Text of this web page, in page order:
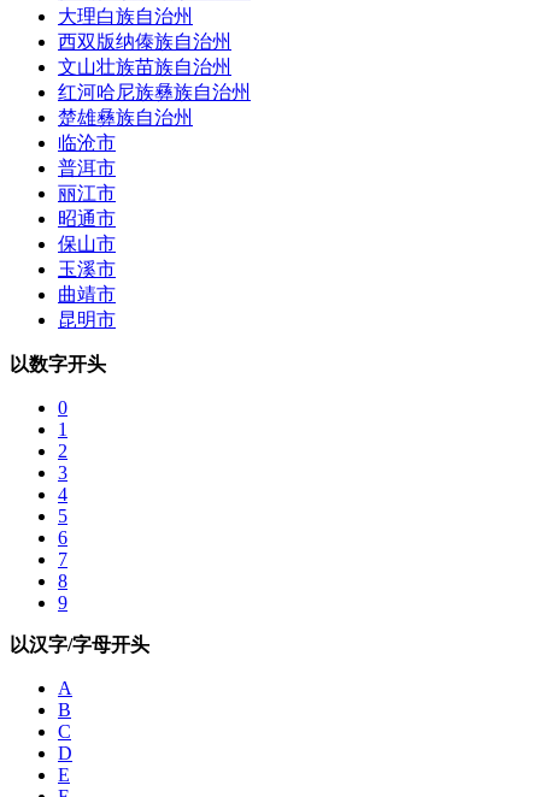
大理白族自治州
西双版纳傣族自治州
文山壮族苗族自治州
红河哈尼族彝族自治州
楚雄彝族自治州
临沧市
普洱市
丽江市
昭通市
保山市
玉溪市
曲靖市
昆明市
以数字开头
0
1
2
3
4
5
6
7
8
9
以汉字/字母开头
A
B
C
D
E